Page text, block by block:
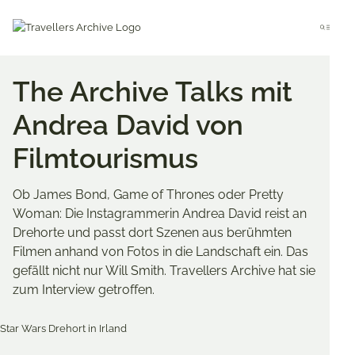
Menu
The Archive Talks mit
Andrea David von
Filmtourismus
Ob James Bond, Game of Thrones oder Pretty
Woman: Die Instagrammerin Andrea David reist an
Drehorte und passt dort Szenen aus berühmten
Filmen anhand von Fotos in die Landschaft ein. Das
gefällt nicht nur Will Smith. Travellers Archive hat sie
zum Interview getroffen.